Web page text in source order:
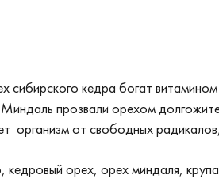
кедра богат
прозвали орехом
организм от свободных
орех, орех миндаля,